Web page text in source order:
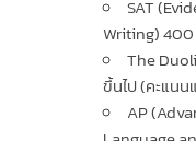
SAT
Writing) 400
The
ขึ้นไป (คะแนน
AP